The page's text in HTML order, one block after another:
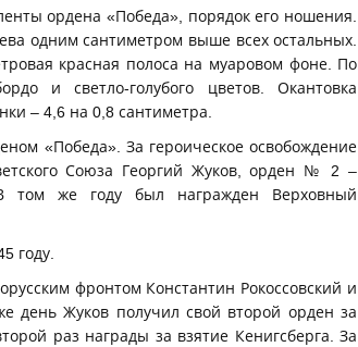
ордена «Победа», порядок его ношения.
одним сантиметром выше всех остальных.
красная полоса на муаровом фоне. По
и светло-голубого цветов. Окантовка
– 4,6 на 0,8 сантиметра.
«Победа». За героическое освобождение
Союза Георгий Жуков, орден № 2 –
В том же году был награжден Верховный
году.
фронтом Константин Рокоссовский и
день Жуков получил свой второй орден за
раз награды за взятие Кенигсберга. За